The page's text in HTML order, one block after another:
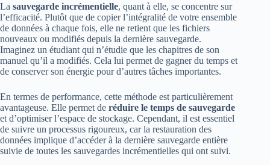
La sauvegarde incrémentielle, quant à elle, se concentre sur
l’efficacité. Plutôt que de copier l’intégralité de votre ensemble
de données à chaque fois, elle ne retient que les fichiers
nouveaux ou modifiés depuis la dernière sauvegarde.
Imaginez un étudiant qui n’étudie que les chapitres de son
manuel qu’il a modifiés. Cela lui permet de gagner du temps et
de conserver son énergie pour d’autres tâches importantes.
En termes de performance, cette méthode est particulièrement
avantageuse. Elle permet de réduire le temps de sauvegarde
et d’optimiser l’espace de stockage. Cependant, il est essentiel
de suivre un processus rigoureux, car la restauration des
données implique d’accéder à la dernière sauvegarde entière
suivie de toutes les sauvegardes incrémentielles qui ont suivi.